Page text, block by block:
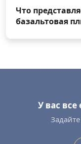
Что
базальтовая
У вас